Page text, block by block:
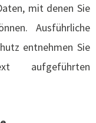
mit denen Sie
Ausführliche
entnehmen Sie
aufgeführten